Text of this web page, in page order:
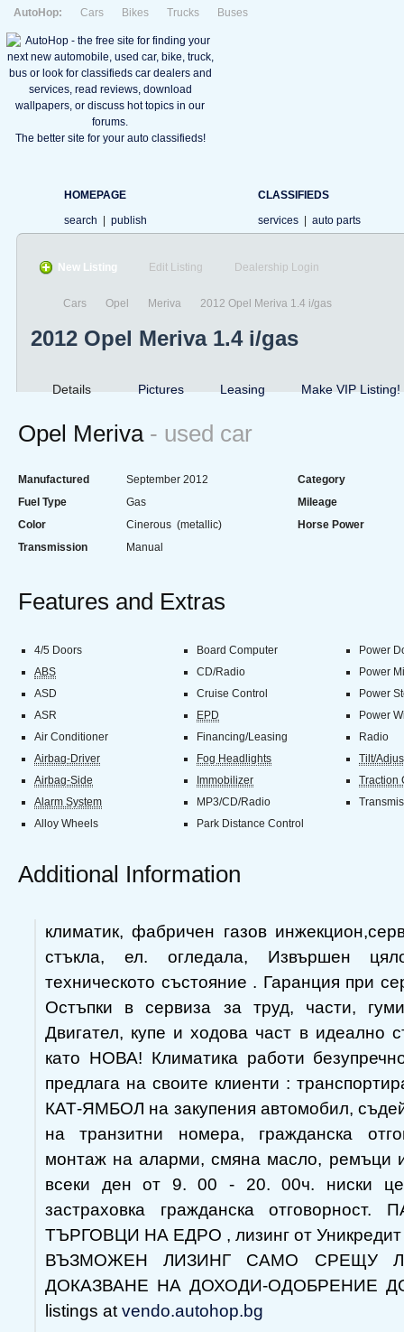
AutoHop: Cars Bikes Trucks Buses
The better site for your auto classifieds!
HOMEPAGE
search
publish
CLASSIFIEDS
services
auto parts
New Listing Edit Listing Dealership Login
Cars Opel Meriva 2012 Opel Meriva 1.4 i/gas
2012 Opel Meriva 1.4 i/gas
Details Pictures Leasing Make VIP Listing!
Opel Meriva - used car
Manufactured September 2012
Category
Fuel Type
Gas
Mileage
Color
Cinerous (metallic)
Horse Power
Transmission
Manual
Features and Extras
4/5 Doors Board Computer
Power
ABS
CD/Radio
Power
ASD
Cruise Control
Power
ASR
EPD
Power
Air Conditioner
Financing/Leasing
Radio
Airbag-Driver
Fog Headlights
Tilt/
Airbag-Side
Immobilizer
Traction
Alarm System
MP3/CD/Radio
Alloy Wheels
Park Distance Control
Additional Information
климатик, фабричен газов
стъкла, ел. огледала, Извършен
техническото състояние . Гаранция при
Остъпки в сервиза за труд, части,
Двигател, купе и ходова част в идеално
като НОВА! Климатика работи
предлага на своите клиенти :
КАТ-ЯМБОЛ на закупения автомобил,
на транзитни номера, гражданска
монтаж на аларми, смяна масло, ремъци
всеки ден от 9. 00 - 20. 00ч. ниски
застраховка гражданска
ТЪРГОВЦИ НА ЕДРО , лизинг от Уникредит
ВЪЗМОЖЕН ЛИЗИНГ САМО СРЕЩУ
ДОКАЗВАНЕ НА ДОХОДИ-ОДОБРЕНИЕ ДО
listings at vendo.autohop.bg